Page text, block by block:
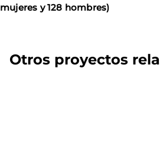
mujeres y 128 hombres)
Otros proyectos